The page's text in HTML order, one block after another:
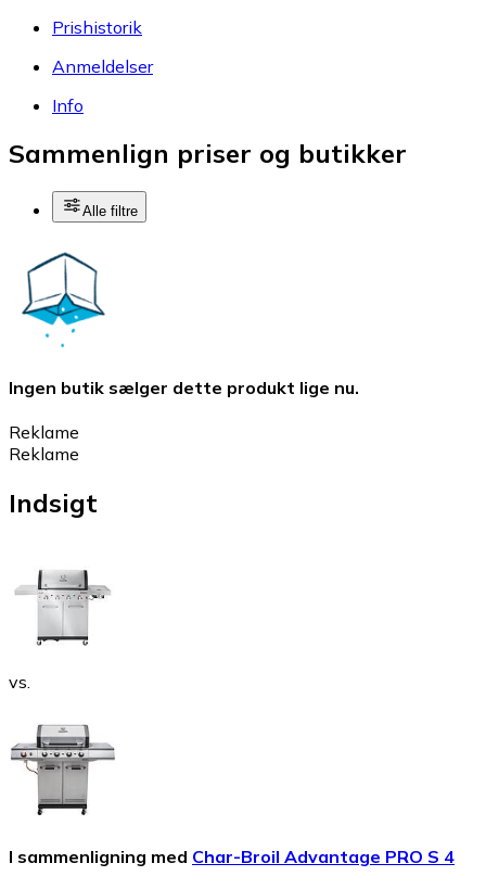
Prishistorik
Anmeldelser
Info
Sammenlign priser og butikker
Alle filtre
Ingen butik sælger dette produkt lige nu.
Reklame
Reklame
Indsigt
vs.
I sammenligning med Char-Broil Advantage PRO S 4